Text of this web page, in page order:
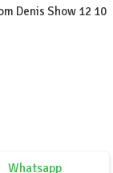
Denis Show 12 10
Whatsapp